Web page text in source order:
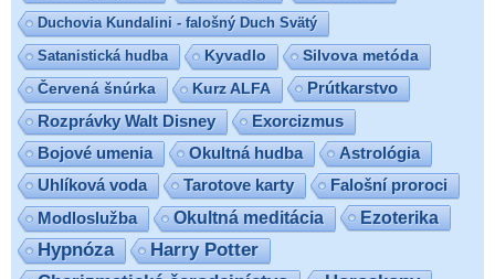
Duchovia Kundalini - falošný Duch Svätý
Satanistická hudba
Kyvadlo
Silvova metóda
Červená šnúrka
Kurz ALFA
Prútkarstvo
Rozprávky Walt Disney
Exorcizmus
Bojové umenia
Okultná hudba
Astrológia
Uhlíková voda
Tarotove karty
Falošní proroci
Modloslužba
Okultná meditácia Ezoterika
Hypnóza
Harry Potter